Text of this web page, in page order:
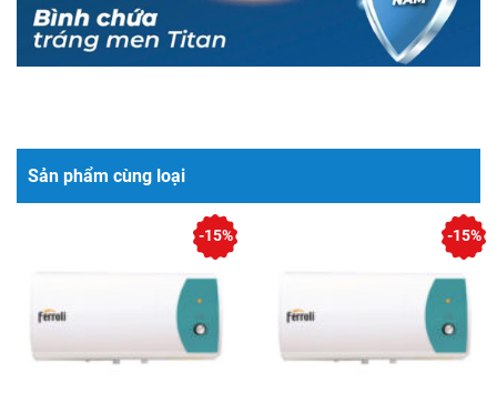
Sản phẩm cùng loại
-15% -15%